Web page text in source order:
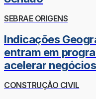
SEBRAE ORIGENS
Indicações
entram em
acelerar negócios
CONSTRUÇÃO CIVIL